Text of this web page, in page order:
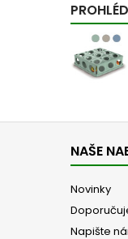
NAŠE
Novinky
Napište